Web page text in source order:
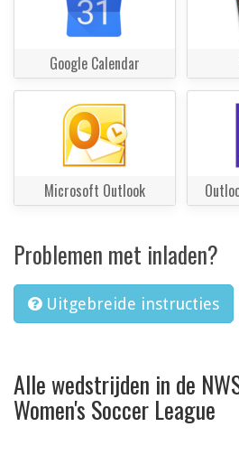
Google Calendar
Microsoft Outlook
Problemen met inladen?
Uitgebreide instructies
Alle wedstrijden in de
Women's Soccer League